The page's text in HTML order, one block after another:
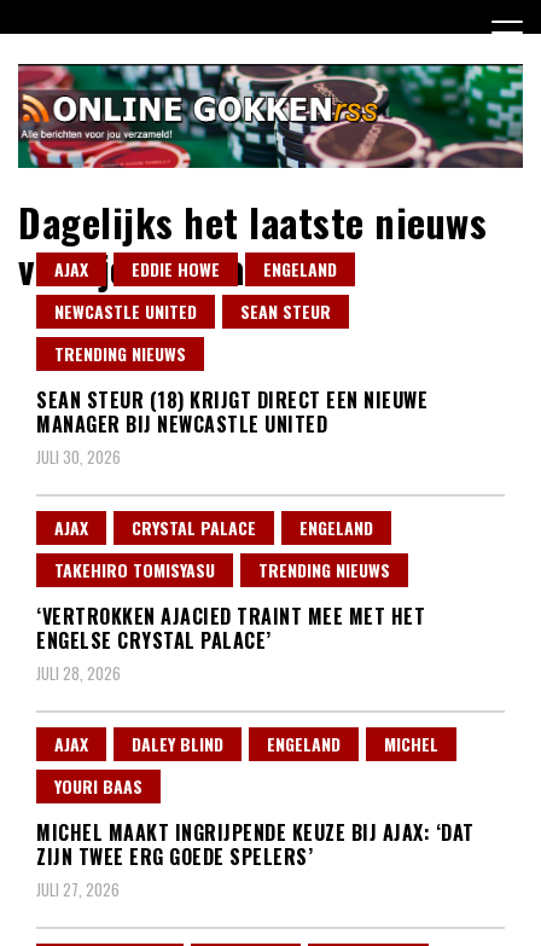
naar
inhoud
Dagelijks het laatste nieuws
voor jou verzameld!
AJAX EDDIE HOWE
ENGELAND
NEWCASTLE UNITED
SEAN STEUR
TRENDING NIEUWS
SEAN STEUR (18) KRIJGT DIRECT EEN NIEUWE
MANAGER BIJ NEWCASTLE UNITED
JULI 30, 2026
AJAX CRYSTAL PALACE
ENGELAND
TAKEHIRO TOMISYASU
TRENDING NIEUWS
‘VERTROKKEN AJACIED TRAINT MEE MET HET
ENGELSE CRYSTAL PALACE’
JULI 28, 2026
AJAX DALEY BLIND ENGELAND
MICHEL
YOURI BAAS
MICHEL MAAKT INGRIJPENDE KEUZE BIJ AJAX: ‘DAT
ZIJN TWEE ERG GOEDE SPELERS’
JULI 27, 2026